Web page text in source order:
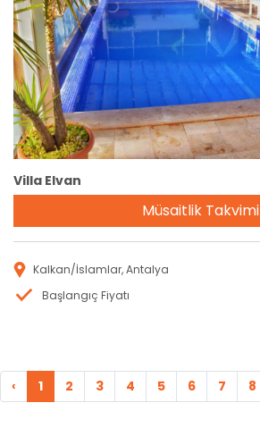
Rezervasyon
Villa Elvan
Müsaitlik Takvimi
Kalkan/İslamlar, Antalya
Başlangıç Fiyatı
‹ 1 2 3 4 5 6 7 8